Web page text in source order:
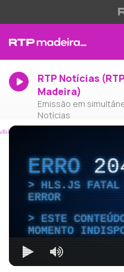
RTP Notícias (RTP
Madeira)
Emissão em
Notícias
ERRO
HLS.JS FATAL
ERROR
ESTE
MOMENTO